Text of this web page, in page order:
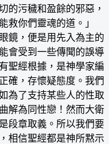
的污穢和盈餘的邪惡，
救你們靈魂的道。」
鏡，便是用先入為主的
會受到一些傳聞的誤導
聖經根據，是神學家編
確，存懷疑態度。我們
為了支持某些人的性取
解為同性戀！然而大衛
段章取義。所以我們要
相信聖經都是神所黙示